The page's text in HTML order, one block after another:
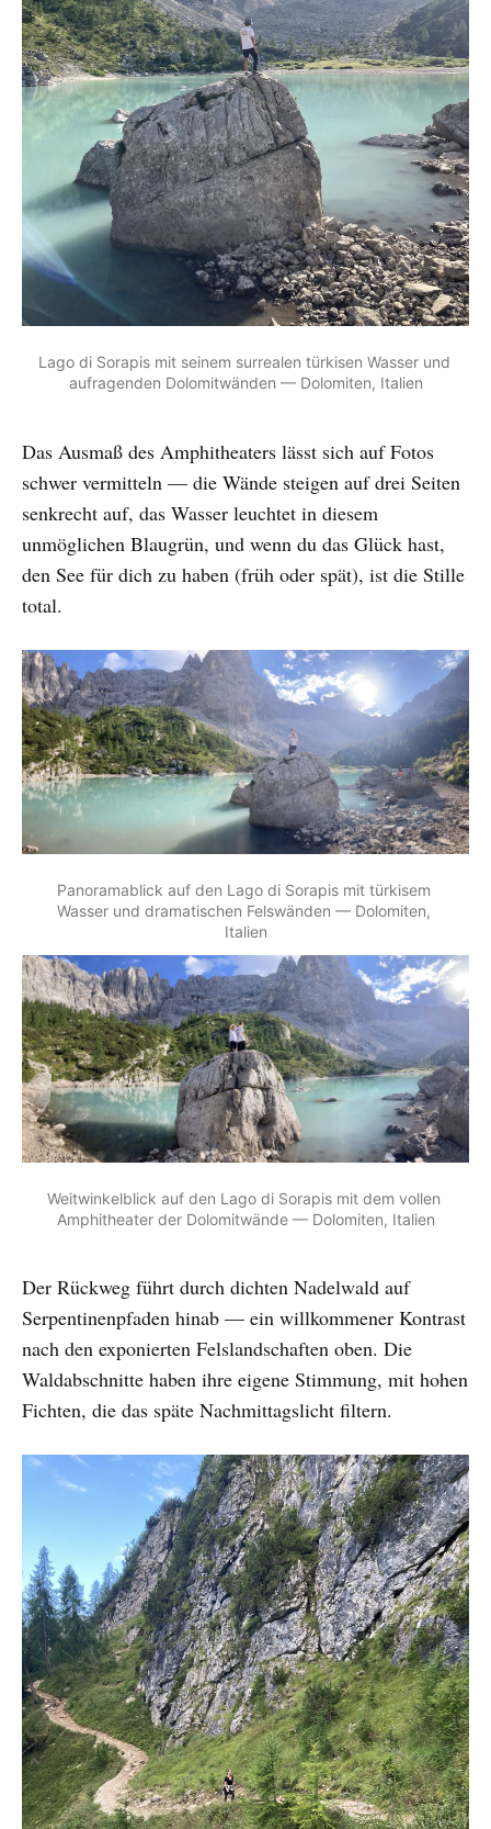
Lago di Sorapis mit seinem surrealen türkisen Wasser und
aufragenden Dolomitwänden — Dolomiten, Italien
Das Ausmaß des Amphitheaters lässt sich auf Fotos
schwer vermitteln — die Wände steigen auf drei Seiten
senkrecht auf, das Wasser leuchtet in diesem
unmöglichen Blaugrün, und wenn du das Glück hast,
den See für dich zu haben (früh oder spät), ist die Stille
total.
Panoramablick auf den Lago di Sorapis mit türkisem
Wasser und dramatischen Felswänden — Dolomiten,
Italien
Weitwinkelblick auf den Lago di Sorapis mit dem vollen
Amphitheater der Dolomitwände — Dolomiten, Italien
Der Rückweg führt durch dichten Nadelwald auf
Serpentinenpfaden hinab — ein willkommener Kontrast
nach den exponierten Felslandschaften oben. Die
Waldabschnitte haben ihre eigene Stimmung, mit hohen
Fichten, die das späte Nachmittagslicht filtern.